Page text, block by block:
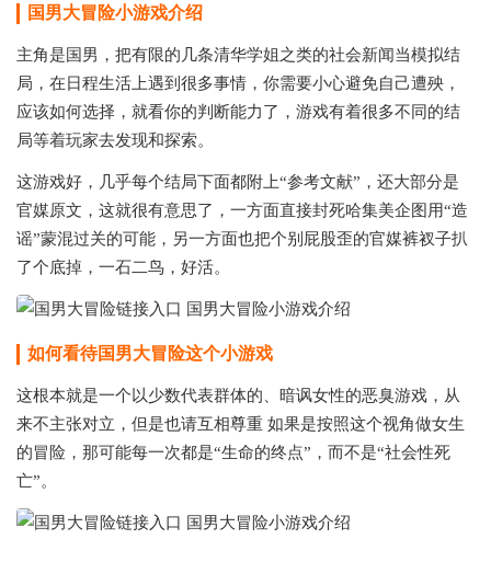
国男大冒险小游戏介绍
主角是国男，把有限的几条清华学姐之类的社会新闻当模拟结
局，在日程生活上遇到很多事情，你需要小心避免自己遭殃，
应该如何选择，就看你的判断能力了，游戏有着很多不同的结
局等着玩家去发现和探索。
这游戏好，几乎每个结局下面都附上“参考文献”，还大部分是
官媒原文，这就很有意思了，一方面直接封死哈集美企图用“造
谣”蒙混过关的可能，另一方面也把个别屁股歪的官媒裤衩子扒
了个底掉，一石二鸟，好活。
如何看待国男大冒险这个小游戏
这根本就是一个以少数代表群体的、暗讽女性的恶臭游戏，从
来不主张对立，但是也请互相尊重 如果是按照这个视角做女生
的冒险，那可能每一次都是“生命的终点”，而不是“社会性死
亡”。